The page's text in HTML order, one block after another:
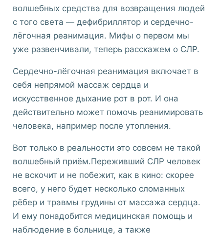
волшебных средства для возвращения людей
с того света — дефибриллятор и сердечно-
лёгочная реанимация. Мифы о первом мы
уже развенчивали, теперь расскажем о СЛР.
Сердечно-лёгочная реанимация включает в
себя непрямой массаж сердца и
искусственное дыхание рот в рот. И она
действительно может помочь реанимировать
человека, например после утопления.
Вот только в реальности это совсем не такой
волшебный приём.Переживший СЛР человек
не вскочит и не побежит, как в кино: скорее
всего, у него будет несколько сломанных
рёбер и травмы грудины от массажа сердца.
И ему понадобится медицинская помощь и
наблюдение в больнице, а также